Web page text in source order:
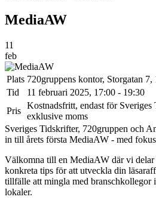
MediaAW
11
feb
Plats 720gruppens kontor, Storgatan
Tid
11 februari 2025, 17:00 - 19:30
Pris
Kostnadsfritt, endast för Sveriges
exklusive moms
Sveriges Tidskrifter, 720gruppen och
in till årets första MediaAW - med
Välkomna till en MediaAW där vi delar
konkreta tips för att utveckla din
tillfälle att mingla med branschkollegor
lokaler.